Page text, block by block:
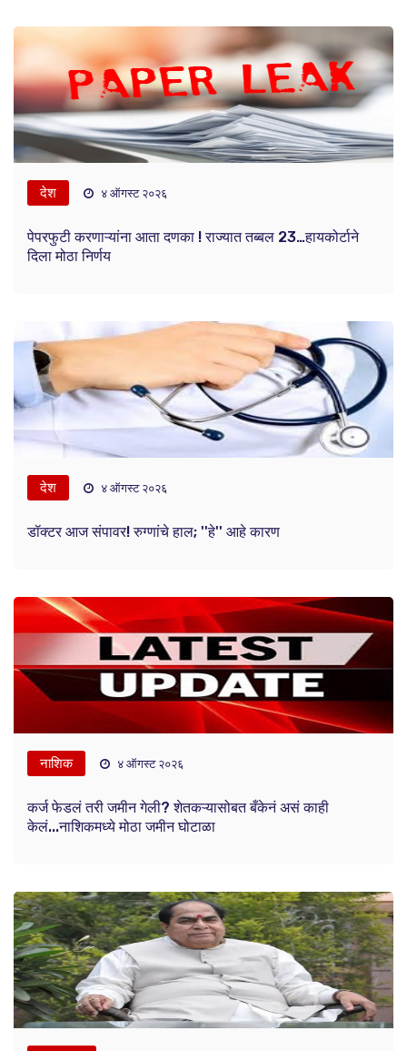
देश ४ ऑगस्ट २०२६
पेपरफुटी करणाऱ्यांना आता दणका ! राज्यात तब्बल 23…हायकोर्टाने
दिला मोठा निर्णय
देश ४ ऑगस्ट २०२६
डॉक्टर आज संपावर! रुग्णांचे हाल; ''हे'' आहे कारण
नाशिक ४ ऑगस्ट २०२६
कर्ज फेडलं तरी जमीन गेली? शेतकऱ्यासोबत बँकेनं असं काही
केलं...नाशिकमध्ये मोठा जमीन घोटाळा